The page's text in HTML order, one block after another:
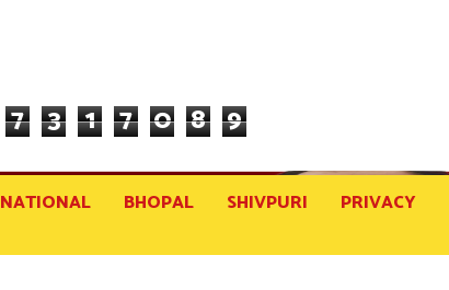
7 3 1 7 0 8 9
NATIONAL BHOPAL SHIVPURI PRIVACY